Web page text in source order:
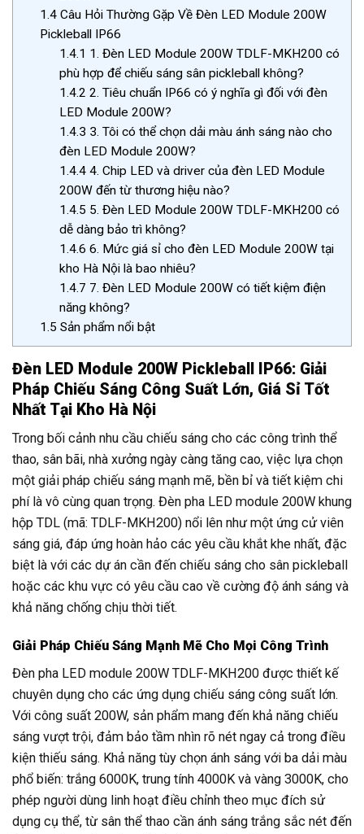
1.4 Câu Hỏi Thường Gặp Về Đèn LED Module 200W
Pickleball IP66
1.4.1 1. Đèn LED Module 200W TDLF-MKH200 có
phù hợp để chiếu sáng sân pickleball không?
1.4.2 2. Tiêu chuẩn IP66 có ý nghĩa gì đối với đèn
LED Module 200W?
1.4.3 3. Tôi có thể chọn dải màu ánh sáng nào cho
đèn LED Module 200W?
1.4.44. Chip LED và driver của đèn LED Module
200W đến từ thương hiệu nào?
1.4.5 5. Đèn LED Module 200W TDLF-MKH200 có
dễ dàng bảo trì không?
1.4.6 6. Mức giá sỉ cho đèn LED Module 200W tại
kho Hà Nội là bao nhiêu?
1.4.7 7. Đèn LED Module 200W có tiết kiệm điện
năng không?
1.5 Sản phẩm nổi bật
Đèn LED Module 200W Pickleball IP66: Giải
Pháp Chiếu Sáng Công Suất Lớn, Giá Sỉ Tốt
Nhất Tại Kho Hà Nội
Trong bối cảnh nhu cầu chiếu sáng cho các công trình thể
thao, sân bãi, nhà xưởng ngày càng tăng cao, việc lựa chọn
một giải pháp chiếu sáng mạnh mẽ, bền bỉ và tiết kiệm chi
phí là vô cùng quan trọng. Đèn pha LED module 200W khung
hộp TDL (mã: TDLF-MKH200) nổi lên như một ứng cử viên
sáng giá, đáp ứng hoàn hảo các yêu cầu khắt khe nhất, đặc
biệt là với các dự án cần đến chiếu sáng cho sân pickleball
hoặc các khu vực có yêu cầu cao về cường độ ánh sáng và
khả năng chống chịu thời tiết.
Giải Pháp Chiếu Sáng Mạnh Mẽ Cho Mọi Công Trình
Đèn pha LED module 200W TDLF-MKH200 được thiết kế
chuyên dụng cho các ứng dụng chiếu sáng công suất lớn.
Với công suất 200W, sản phẩm mang đến khả năng chiếu
sáng vượt trội, đảm bảo tầm nhìn rõ nét ngay cả trong điều
kiện thiếu sáng. Khả năng tùy chọn ánh sáng với ba dải màu
phổ biến: trắng 6000K, trung tính 4000K và vàng 3000K, cho
phép người dùng linh hoạt điều chỉnh theo mục đích sử
dụng cụ thể, từ sân thể thao cần ánh sáng trắng sắc nét đến